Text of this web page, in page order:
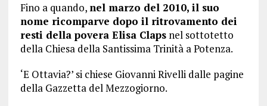
Fino a quando, nel marzo del 2010, il suo
nome ricomparve dopo il ritrovamento dei
resti della povera Elisa Clapsnel sottotetto
della Chiesa della Santissima Trinità a Potenza.
‘E Ottavia?’ si chiese Giovanni Rivelli dalle pagine
della Gazzetta del Mezzogiorno.